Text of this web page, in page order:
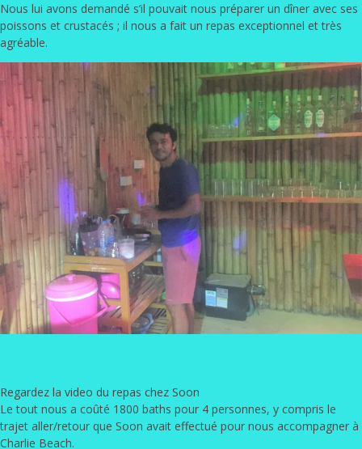
Nous lui avons demandé s’il pouvait nous préparer un dîner avec ses
poissons et crustacés ; il nous a fait un repas exceptionnel et très
agréable.
Regardez la video du repas chez Soon
Le tout nous a coûté 1800 baths pour 4 personnes, y compris le
trajet aller/retour que Soon avait effectué pour nous accompagner à
Charlie Beach.